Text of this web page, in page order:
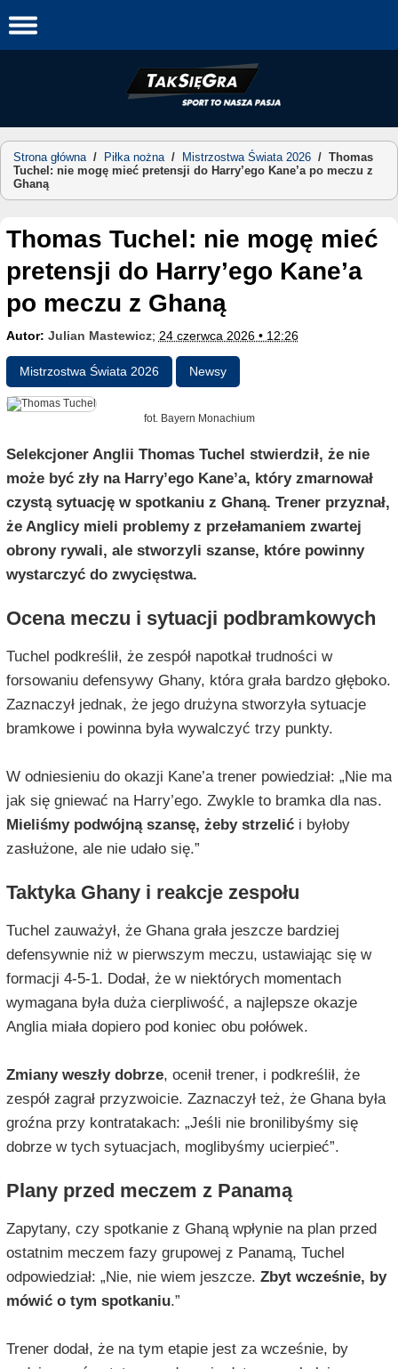
to
Strona główna/ Piłka nożna/ Mistrzostwa Świata 2026 / Thomas
Tuchel: nie mogę mieć pretensji do Harry’ego Kane’a po meczu z
Ghaną
Thomas Tuchel: nie mogę mieć
pretensji do Harry’ego Kane’a
po meczu z Ghaną
Autor: Julian Mastewicz; 24 czerwca 2026 • 12:26
Mistrzostwa Świata 2026 Newsy
fot. Bayern Monachium
Selekcjoner Anglii Thomas Tuchel stwierdził, że nie
może być zły na Harry’ego Kane’a, który zmarnował
czystą sytuację w spotkaniu z Ghaną. Trener przyznał,
że Anglicy mieli problemy z przełamaniem zwartej
obrony rywali, ale stworzyli szanse, które powinny
wystarczyć do zwycięstwa.
Ocena meczu i sytuacji podbramkowych
Tuchel podkreślił, że zespół napotkał trudności w
forsowaniu defensywy Ghany, która grała bardzo głęboko.
Zaznaczył jednak, że jego drużyna stworzyła sytuacje
bramkowe i powinna była wywalczyć trzy punkty.
W odniesieniu do okazji Kane’a trener powiedział: „Nie ma
jak się gniewać na Harry’ego. Zwykle to bramka dla nas.
Mieliśmy podwójną szansę, żeby strzelići byłoby
zasłużone, ale nie udało się.”
Taktyka Ghany i reakcje zespołu
Tuchel zauważył, że Ghana grała jeszcze bardziej
defensywnie niż w pierwszym meczu, ustawiając się w
formacji 4-5-1. Dodał, że w niektórych momentach
wymagana była duża cierpliwość, a najlepsze okazje
Anglia miała dopiero pod koniec obu połówek.
Zmiany weszły dobrze, ocenił trener, i podkreślił, że
zespół zagrał przyzwoicie. Zaznaczył też, że Ghana była
groźna przy kontratakach: „Jeśli nie bronilibyśmy się
dobrze w tych sytuacjach, moglibyśmy ucierpieć”.
Plany przed meczem z Panamą
Zapytany, czy spotkanie z Ghaną wpłynie na plan przed
ostatnim meczem fazy grupowej z Panamą, Tuchel
odpowiedział: „Nie, nie wiem jeszcze. Zbyt wcześnie, by
mówić o tym spotkaniu.”
Trener dodał, że na tym etapie jest za wcześnie, by